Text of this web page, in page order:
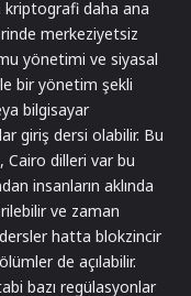
daha ana
merkeziyetsiz
yönetimi ve siyasal
bir yönetim şekli
bilgisayar
giriş dersi olabilir. Bu
Cairo dilleri var bu
insanların aklında
ve zaman
hatta blokzincir
de açılabilir.
bazı regülasyonlar